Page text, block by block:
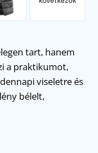
tart, hanem
a praktikumot,
viseletre és
bélelt,